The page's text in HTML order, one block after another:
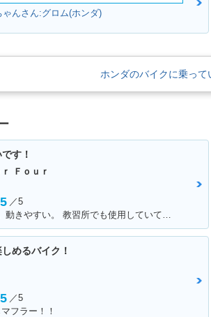
ゃんさん:グロム(ホンダ)
ホンダのバイクに乗っ
す！
Ｆｏｕｒ
5 ／5
満足ポイント:運転しやすい。動きやすい。 教習所でも使用していて使いやすいので、私でも快適に運転できます。
めるバイク！
5 ／5
フラー！！